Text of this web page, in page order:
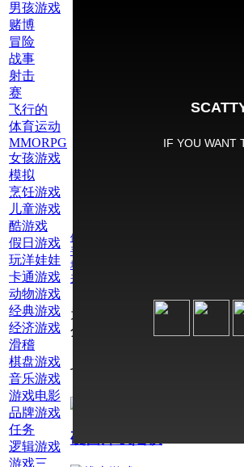
男孩游戏
赌博
冒险
战事
射击
赛
飞行的
体育运动
MMORPG
女孩游戏
模拟
烹饪游戏
儿童游戏
酷游戏
假日游戏
玩洋娃娃
卡通游戏
动物游戏
经典游戏
经济游戏
滑稽
棋盘游戏
音乐游戏
游戏电影
品牌游戏
任务
逻辑游戏
游戏三
他人
手机游戏
地理
开发游戏
为此游戏评
分：
也玩网络游戏开发游戏
硬西洋双陆棋